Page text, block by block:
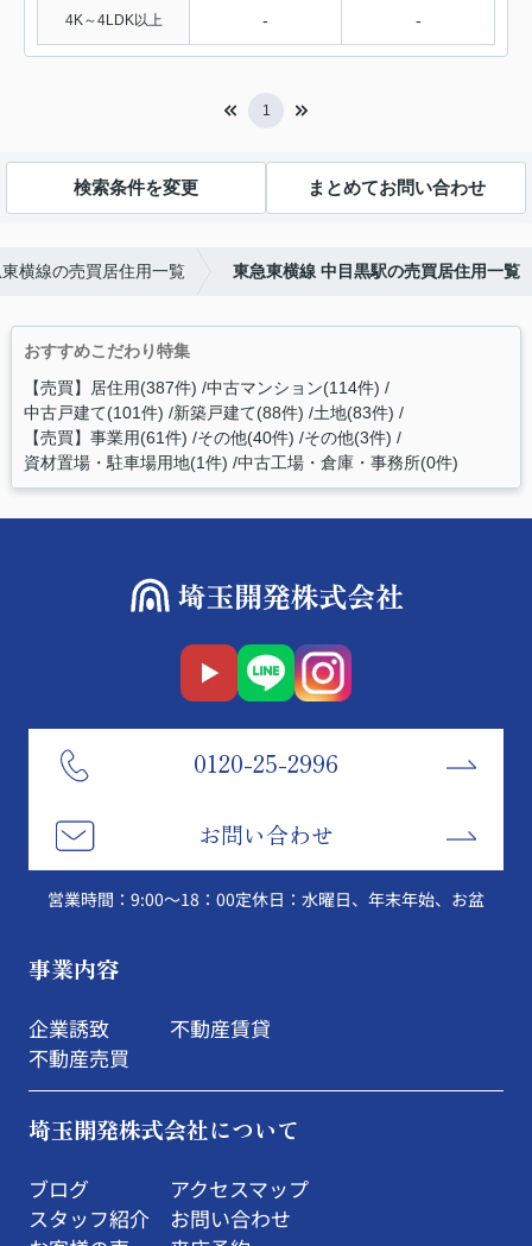
4K～4LDK以上 - -
1
検索条件を変更 まとめてお問い合わせ
横線の売買居住用一覧 東急東横線 中目黒駅の売買居住用一覧
おすすめこだわり特集
【売買】居住用(387件) 中古マンション(114件)
中古戸建て(101件) 新築戸建て(88件) 土地(83件)
【売買】事業用(61件) その他(40件) その他(3件)
資材置場・駐車場用地(1件) 中古工場・倉庫・事務所(0件)
0120-25-2996
お問い合わせ
営業時間：9:00～18：00定休日：水曜日、年末年始、お盆
事業内容
企業誘致
不動産売買
不動産賃貸
埼玉開発株式会社について
ブログ
スタッフ紹介
アクセスマップ
お問い合わせ